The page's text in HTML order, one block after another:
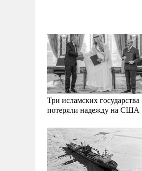
Три исламских государства
потеряли надежду на США